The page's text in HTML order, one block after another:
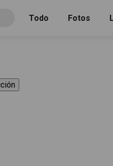
Todo Fotos